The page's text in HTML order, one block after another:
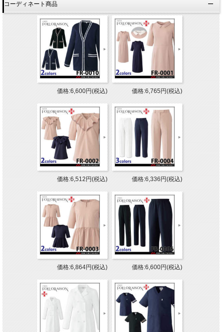
コーディネート商品
価格:6,600円(税込) 価格:6,765円(税込)
価格:6,512円(税込) 価格:6,336円(税込)
価格:6,864円(税込) 価格:6,600円(税込)